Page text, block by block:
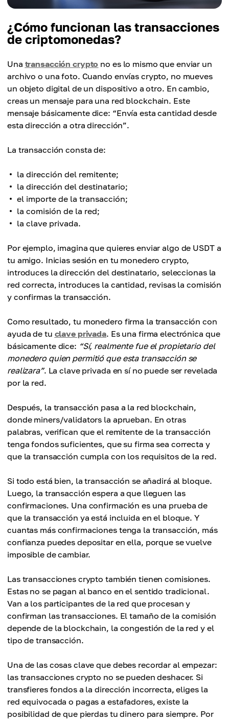
¿Cómo funcionan las transacciones
de criptomonedas?
Una transacción crypto no es lo mismo que enviar un
archivo o una foto. Cuando envías crypto, no mueves
un objeto digital de un dispositivo a otro. En cambio,
creas un mensaje para una red blockchain. Este
mensaje básicamente dice: “Envía esta cantidad desde
esta dirección a otra dirección”.
La transacción consta de:
la dirección del remitente;
la dirección del destinatario;
el importe de la transacción;
la comisión de la red;
la clave privada.
Por ejemplo, imagina que quieres enviar algo de USDT a
tu amigo. Inicias sesión en tu monedero crypto,
introduces la dirección del destinatario, seleccionas la
red correcta, introduces la cantidad, revisas la comisión
y confirmas la transacción.
Como resultado, tu monedero firma la transacción con
ayuda de tu clave privada. Es una firma electrónica que
básicamente dice: “Sí, realmente fue el propietario del
monedero quien permitió que esta transacción se
realizara”. La clave privada en sí no puede ser revelada
por la red.
Después, la transacción pasa a la red blockchain,
donde miners/validators la aprueban. En otras
palabras, verifican que el remitente de la transacción
tenga fondos suficientes, que su firma sea correcta y
que la transacción cumpla con los requisitos de la red.
Si todo está bien, la transacción se añadirá al bloque.
Luego, la transacción espera a que lleguen las
confirmaciones. Una confirmación es una prueba de
que la transacción ya está incluida en el bloque. Y
cuantas más confirmaciones tenga la transacción, más
confianza puedes depositar en ella, porque se vuelve
imposible de cambiar.
Las transacciones crypto también tienen comisiones.
Estas no se pagan al banco en el sentido tradicional.
Van a los participantes de la red que procesan y
confirman las transacciones. El tamaño de la comisión
depende de la blockchain, la congestión de la red y el
tipo de transacción.
Una de las cosas clave que debes recordar al empezar:
las transacciones crypto no se pueden deshacer. Si
transfieres fondos a la dirección incorrecta, eliges la
red equivocada o pagas a estafadores, existe la
posibilidad de que pierdas tu dinero para siempre. Por